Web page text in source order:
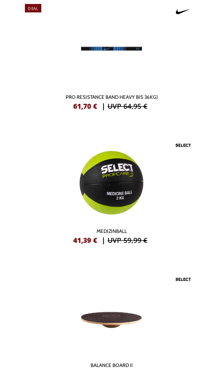
DEAL
PRO RESISTANCE BAND HEAVY BIS 36KG)
61,70 € | UVP 64,95 €
MEDIZINBALL
41,39 € | UVP 59,99 €
BALANCE BOARD II